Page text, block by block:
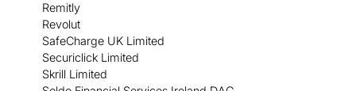
Remitly
Revolut
SafeCharge UK Limited
Securiclick Limited
Skrill Limited